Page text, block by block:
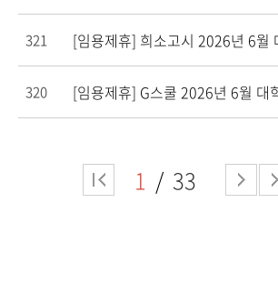
321 [임용제휴] 희소고시 2026년 6월
320 [임용제휴] G스쿨 2026년 6월 대
1 33